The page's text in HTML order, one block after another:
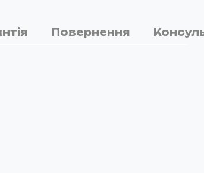
Повернення